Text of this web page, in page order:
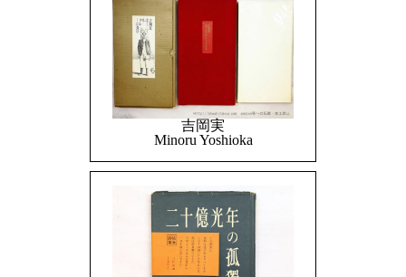
吉岡実
Minoru Yoshioka